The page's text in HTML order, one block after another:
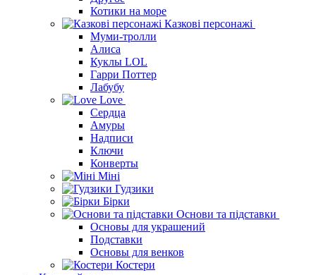
Котики на море
Казкові персонажі
Муми-тролли
Алиса
Куклы LOL
Гарри Поттер
Лабубу
Love
Сердца
Амуры
Надписи
Ключи
Конверты
Міні
Гудзики
Бірки
Основи та підставки
Основы для украшений
Подставки
Основы для венков
Костери